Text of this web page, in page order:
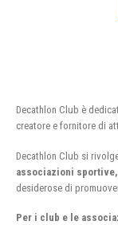
Decathlon Club è
creatore e fornitore di
Decathlon Club si
associazioni
desiderose di
Per i club e le